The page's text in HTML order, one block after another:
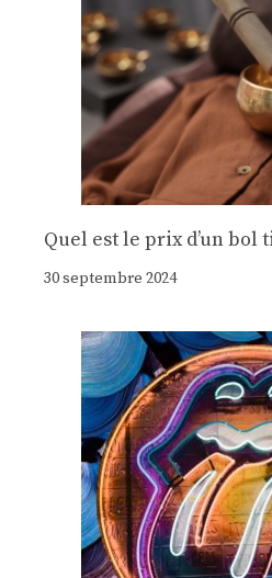
Quel est le prix d’un bol
30 septembre 2024